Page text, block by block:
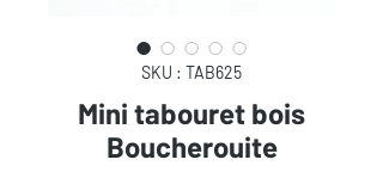
SKU : TAB625
Mini tabouret bois
Boucherouite